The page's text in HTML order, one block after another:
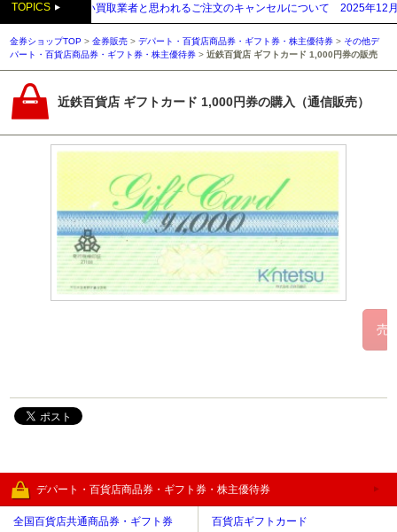
TOPICS
先が先払い買取業者と思われるご注文のキャンセルについて 2025年12月05日
金券ショップTOP >金券販売 >デパート・百貨店商品券・ギフト券・株主優待券 > その他デ
パート・百貨店商品券・ギフト券・株主優待券 >近鉄百貨店 ギフトカード 1,000円券の販売
近鉄百貨店 ギフトカード 1,000円券の購入（通信販売）
デパート・百貨店商品券・ギフト券・株主優待券
全国百貨店共通商品券・ギフト券 百貨店ギフトカード